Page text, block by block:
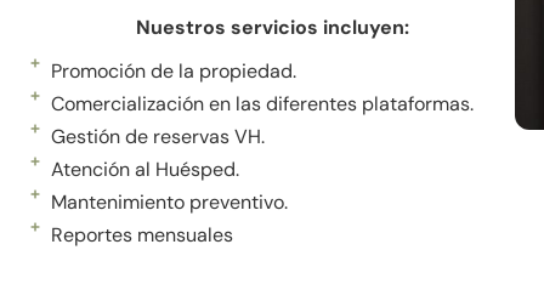
Nuestros servicios incluyen:
Promoción de la propiedad.
Comercialización en las diferentes plataformas.
Gestión de reservas VH.
Atención al Huésped.
Mantenimiento preventivo.
Reportes mensuales